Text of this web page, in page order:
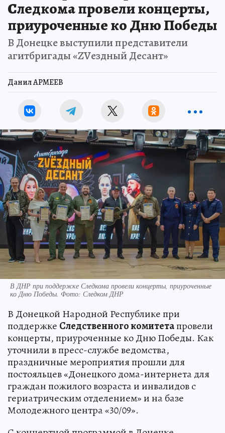
Следкома провели концерты,
приуроченные ко Дню Победы
В Донецке выступили представители
агитбригады «ZVездный Десант»
Данил АРМЕЕВ
В ДНР при поддержке Следкома провели концерты, приуроченные
ко Дню Победы. Фото: Следком ДНР
В Донецкой Народной Республике при
поддержке Следственного комитетапровели
концерты, приуроченные ко Дню Победы. Как
уточнили в пресс-службе ведомства,
праздничные мероприятия прошли для
постояльцев «Донецкого дома-интернета для
граждан пожилого возраста и инвалидов с
гериатрическим отделением» и на базе
Молодежного центра «30/09».